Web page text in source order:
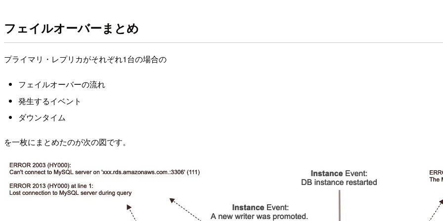
フェイルオーバーまとめ
プライマリ・レプリカがそれぞれ1台の場合の
フェイルオーバーの流れ
発生するイベント
ダウンタイム
を一枚にまとめたのが次の図です。